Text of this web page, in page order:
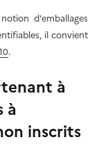
d'emballages
il convient
.
à
à
inscrits